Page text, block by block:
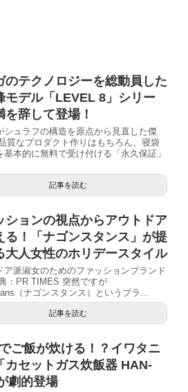
のテクノロジーを総動員した
モデル「LEVEL 8」シリー
を辞して登場！
シュラフの構造を原点から見直した傑
質なプロダクト作りはもちろん、寝袋
基本的に無料で受け付ける「永久保証」
記事を読む
ションの視点からアウトドア
る！「ナゴンスタンス」が提
大人女性のホリデースタイル
ア派淑女のためのファッションブランド
：PR TIMES 突然ですが
（ナゴンスタンス）というブラ...
記事を読む
ご飯が炊ける！？イワタニ
カセットガス炊飯器 HAN-
劇的登場